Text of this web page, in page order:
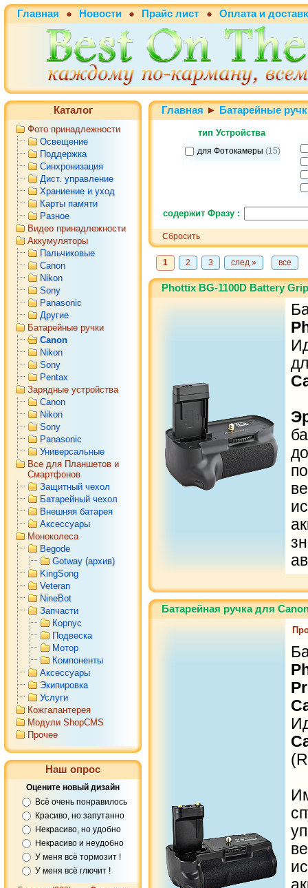
Главная ● Новости ● Прайс лист ● Оплата и
Каталог
Фото принадлежности
Освещение
Поддержка
Синхронизация
Дист. управление
Храниение и уход
Карты памяти
Разное
Видео принадлежности
Аккумуляторы
Пальчиковые
Canon
Nikon
Sony
Panasonic
Другие
Батарейные ручки
Canon
Nikon
Sony
Pentax
Зарядные устройства
Canon
Nikon
Sony
Panasonic
Универсальные
Все для Планшетов и
Смартфонов
Защитный чехол
Батарейный чехол
Внешняя батарея
Аксессуары
Моноколеса
Begode
Gotway (архив)
KingSong
Veteran
NineBot
Запчасти
Корпус
Подвеска
Мотор
Компоненты
Аксессуары
Экипировка
Услуги
Кожгалантерея
Модули ShopCMS
Прочее
Наш опрос
Оцените новый дизайн
Всё очень понравилось
Красиво, но запутанно
Некрасиво, но удобно
Некрасиво и неудобно
У меня всё тормозит !
У меня всё глючит !
Главная ► Батарейные
тип Устройства
для Фотокамеры (15)
содержит Фразу :
Сбросить
1 2 3 след » все
Phottix BG-1100D Battery Grip
Батарейная ручка для